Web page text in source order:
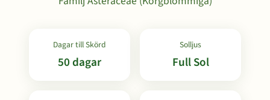
Dagar till Skörd
50 dagar
Solljus
Full Sol